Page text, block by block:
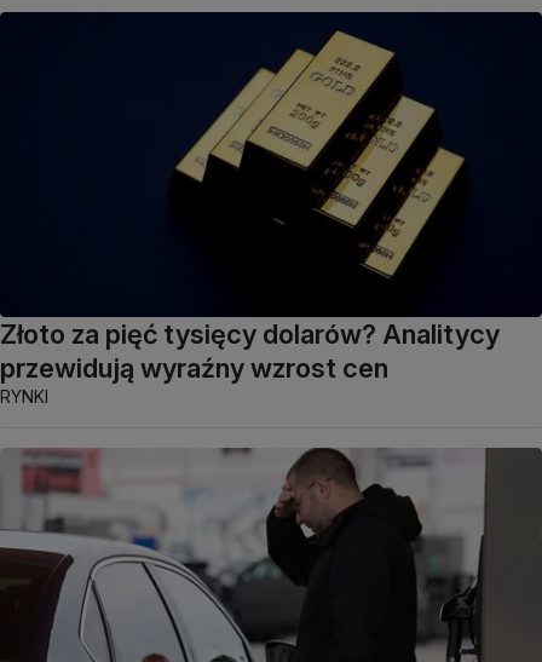
Złoto za pięć tysięcy dolarów? Analitycy
przewidują wyraźny wzrost cen
RYNKI